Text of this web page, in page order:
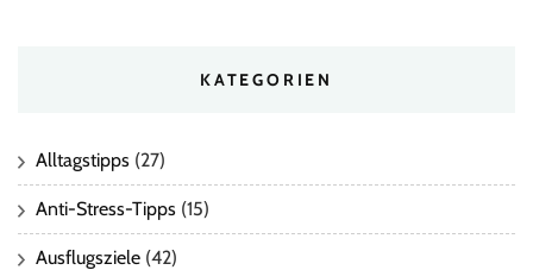
KATEGORIEN
Alltagstipps (27)
Anti-Stress-Tipps (15)
Ausflugsziele (42)